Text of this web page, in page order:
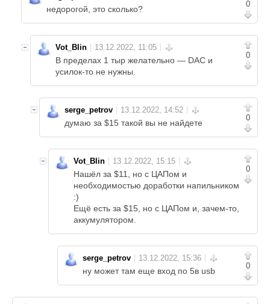
0
недорогой, это сколько?
0
Vot_Blin
В пределах 1 тыр желательно — DAC и
усилок-то не нужны.
0
serge_petrov
думаю за $15 такой вы не найдете
0
Vot_Blin
Нашёл за $11, но с ЦАПом и
необходимостью доработки напильником
:)
Ещё есть за $15, но с ЦАПом и, зачем-то,
аккумулятором.
0
serge_petrov
ну может там еще вход по 5в usb